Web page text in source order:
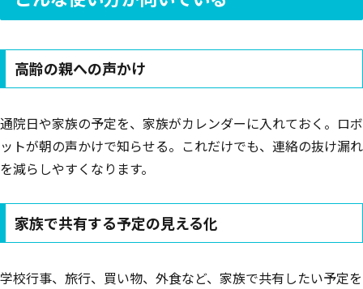
高齢の親への声かけ
通院日や家族の予定を、家族がカレンダーに入れておく。ロボ
ットが朝の声かけで知らせる。これだけでも、連絡の抜け漏れ
を減らしやすくなります。
家族で共有する予定の見える化
学校行事、旅行、買い物、外食など、家族で共有したい予定を